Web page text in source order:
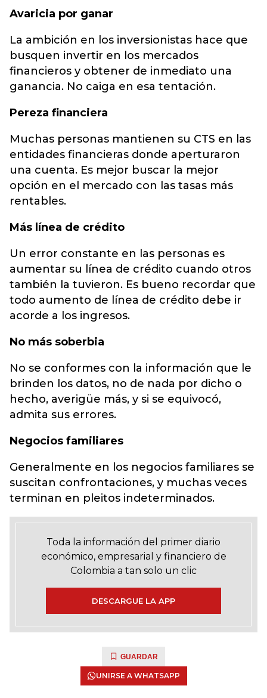
Avaricia por ganar
La ambición en los inversionistas hace que
busquen invertir en los mercados
financieros y obtener de inmediato una
ganancia. No caiga en esa tentación.
Pereza financiera
Muchas personas mantienen su CTS en las
entidades financieras donde aperturaron
una cuenta. Es mejor buscar la mejor
opción en el mercado con las tasas más
rentables.
Más línea de crédito
Un error constante en las personas es
aumentar su línea de crédito cuando otros
también la tuvieron. Es bueno recordar que
todo aumento de línea de crédito debe ir
acorde a los ingresos.
No más soberbia
No se conformes con la información que le
brinden los datos, no de nada por dicho o
hecho, averigüe más, y si se equivocó,
admita sus errores.
Negocios familiares
Generalmente en los negocios familiares se
suscitan confrontaciones, y muchas veces
terminan en pleitos indeterminados.
Toda la información del primer diario
económico, empresarial y financiero de
Colombia a tan solo un clic
DESCARGUE LA APP
GUARDAR
UNIRSE A WHATSAPP